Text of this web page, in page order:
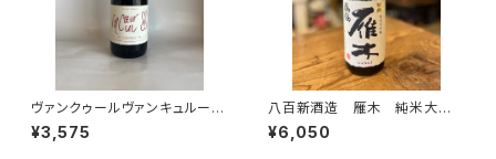
ヴァンクゥールヴァンキュルージ
ュ2024
¥3,575
八百新酒造 雁木 純米大吟
醸 鶺鴒 2025年醸造 720
ml
¥6,050